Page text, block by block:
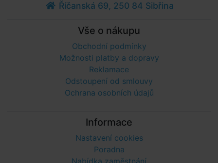
Říčanská 69, 250 84 Sibřina
Vše o nákupu
Obchodní podmínky
Možnosti platby a dopravy
Reklamace
Odstoupení od smlouvy
Ochrana osobních údajů
Informace
Nastavení cookies
Poradna
Nabídka zaměstnání